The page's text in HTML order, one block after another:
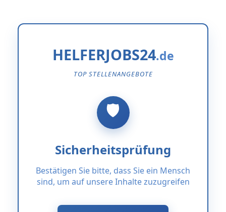
HELFERJOBS24
TOP STELLENANGEBOTE
Sicherheitsprüfung
Bestätigen Sie bitte, dass Sie ein Mensch
sind, um auf unsere Inhalte zuzugreifen